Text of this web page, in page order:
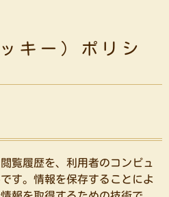
キー）ポリシ
覧履歴を、利用者のコンピュ
す。情報を保存することによ